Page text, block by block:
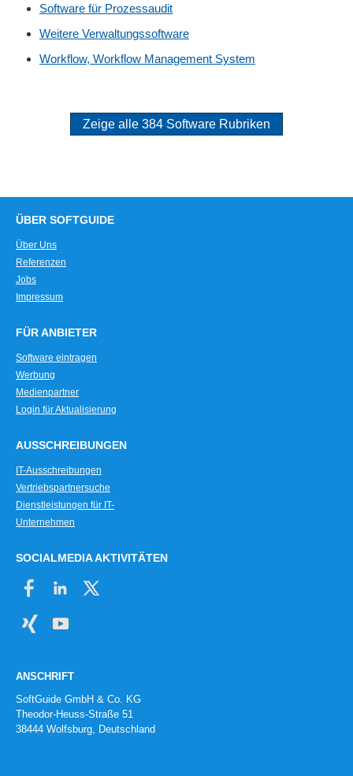
Software für Prozessaudit
Weitere Verwaltungssoftware
Workflow, Workflow Management System
Zeige alle 384 Software Rubriken
ÜBER SOFTGUIDE
Über Uns
Referenzen
Jobs
Impressum
FÜR ANBIETER
Software eintragen
Werbung
Medienpartner
Login für Aktualisierung
AUSSCHREIBUNGEN
IT-Ausschreibungen
Vertriebspartnersuche
Dienstleistungen für IT-
Unternehmen
SOCIALMEDIA AKTIVITÄTEN
ANSCHRIFT
SoftGuide GmbH & Co. KG
Theodor-Heuss-Straße 51
38444 Wolfsburg, Deutschland